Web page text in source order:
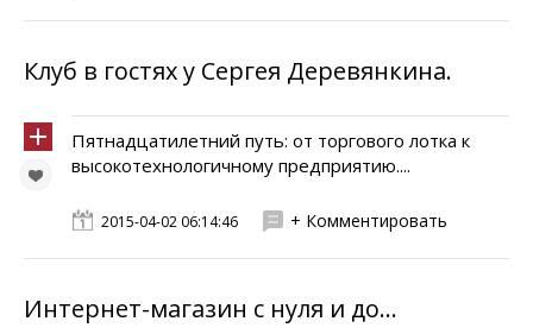
Клуб в гостях у Сергея Деревянкина.
Пятнадцатилетний путь: от торгового лотка к
высокотехнологичному предприятию....
2015-04-02 06:14:46 + Комментировать
Интернет-магазин с нуля и до...